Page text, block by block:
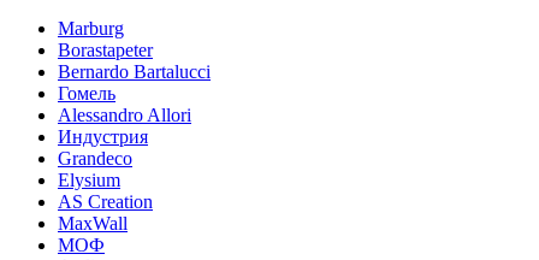
Marburg
Borastapeter
Bernardo Bartalucci
Гомель
Alessandro Allori
Индустрия
Grandeco
Elysium
AS Creation
MaxWall
МОФ